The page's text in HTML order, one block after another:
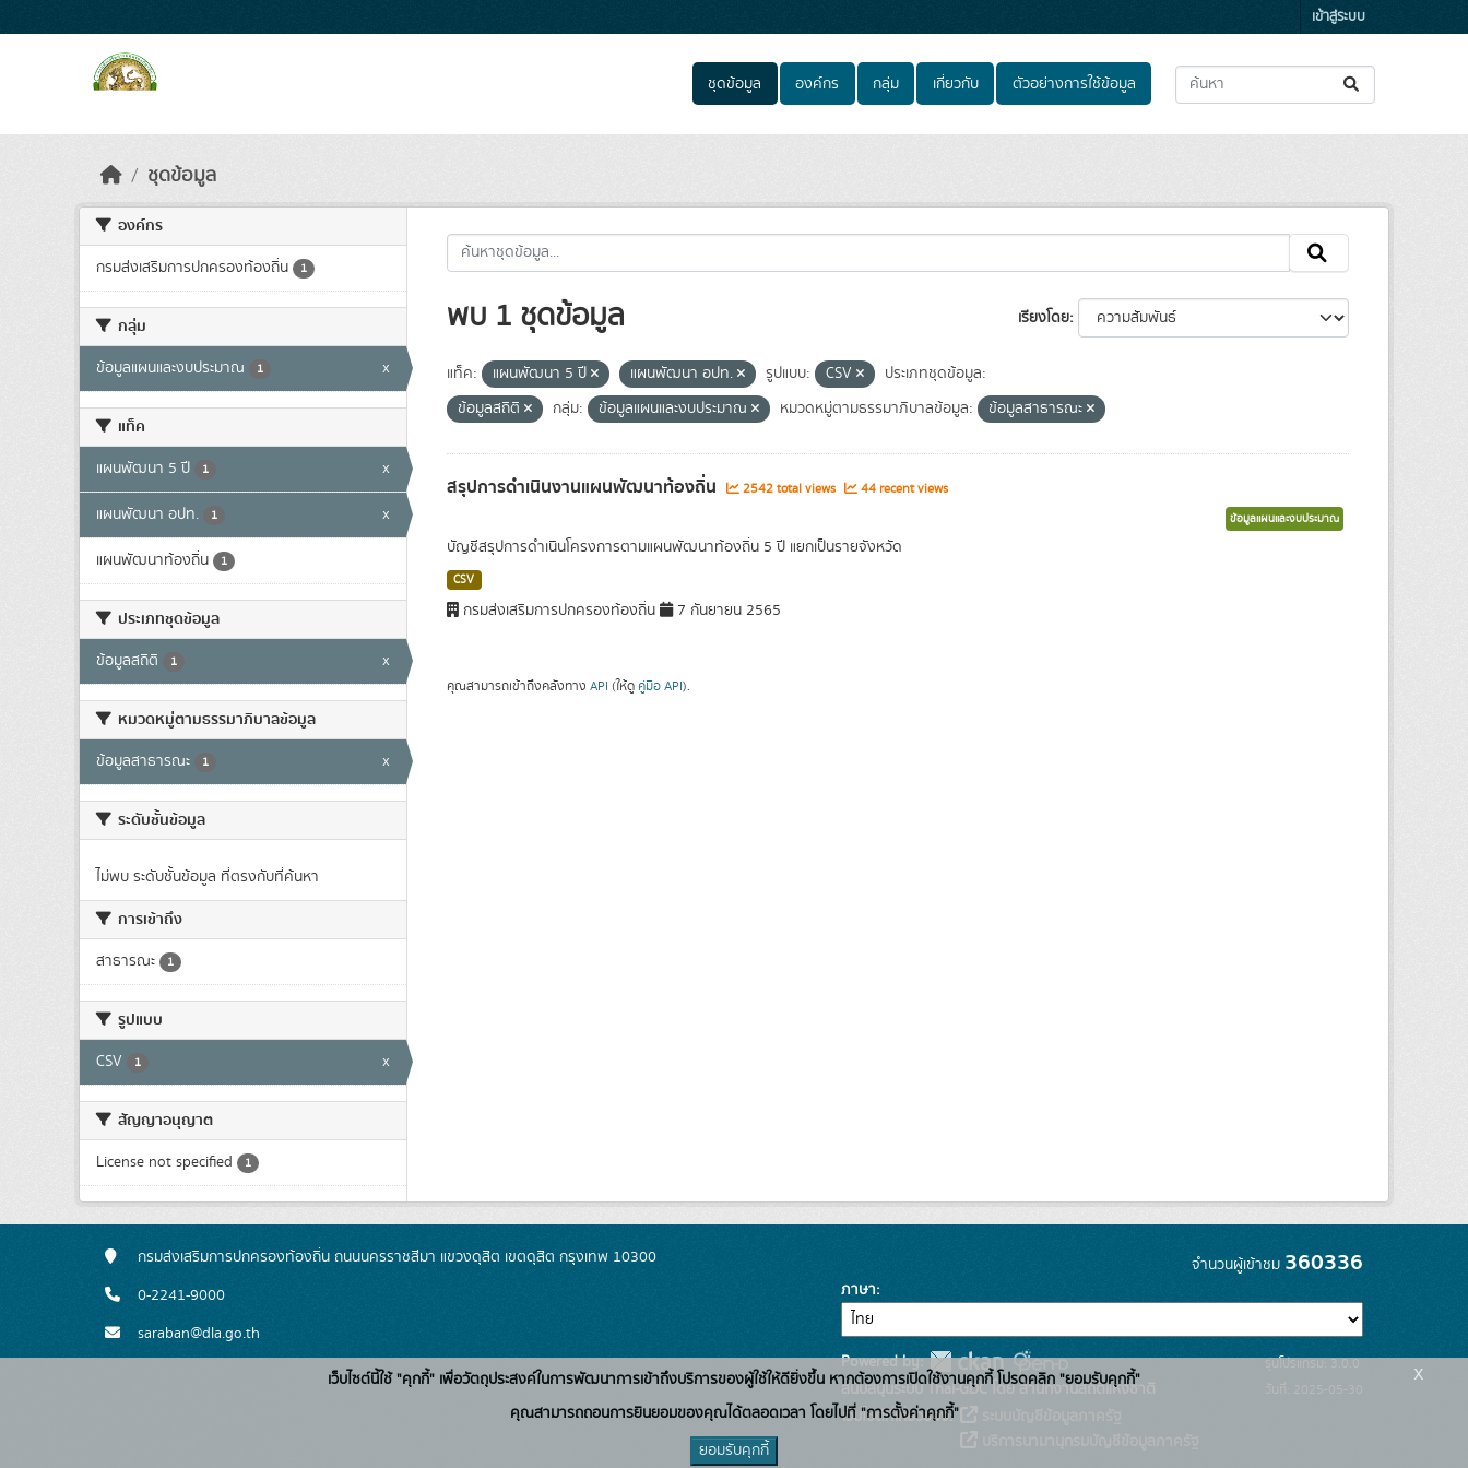
เข้าสู่ระบบ
ชุดข้อมูล องค์กร กลุ่ม เกี่ยวกับ ตัวอย่างการใช้ข้อมูล
ชุดข้อมูล
องค์กร
กรมส่งเสริมการปกครองท้องถิ่น 1
กลุ่ม
ข้อมูลแผนและงบประมาณ 1 x
แท็ค
แผนพัฒนา 5 ปี 1 x
แผนพัฒนา อปท. 1 x
แผนพัฒนาท้องถิ่น 1
ประเภทชุดข้อมูล
ข้อมูลสถิติ 1 x
หมวดหมู่ตามธรรมาภิบาลข้อมูล
ข้อมูลสาธารณะ 1 x
ระดับชั้นข้อมูล
ไม่พบ ระดับชั้นข้อมูล ที่ตรงกับที่ค้นหา
การเข้าถึง
สาธารณะ 1
รูปแบบ
CSV 1 x
สัญญาอนุญาต
License not specified 1
เรียงโดย
พบ 1 ชุดข้อมูล
แท็ค: แผนพัฒนา 5 ปี แผนพัฒนา อปท. รูปแบบ: CSV
ประเภทชุดข้อมูล:
ข้อมูลสถิติ
กลุ่ม: ข้อมูลแผนและงบประมาณ หมวดหมู่ตามธรรมาภิบาลข้อมูล: ข้อมูลสาธารณะ
สรุปการดำเนินงานแผนพัฒนาท้องถิ่น 2542 total views 44 recent views
ข้อมูลแผนและงบประมาณ
บัญชีสรุปการดำเนินโครงการตามแผนพัฒนาท้องถิ่น 5 ปี แยกเป็นรายจังหวัด
CSV
กรมส่งเสริมการปกครองท้องถิ่น 7 กันยายน 2565
คุณสามารถเข้าถึงคลังทาง API (ให้ดู คู่มือ API).
กรมส่งเสริมการปกครองท้องถิ่น ถนนนครราชสีมา แขวงดุสิต เขตดุสิต กรุงเทพ 10300
0-2241-9000
saraban@dla.go.th
จำนวนผู้เข้าชม 360336
ภาษา
Powered by:
สนับสนุนระบบ Thai-GDC โดย สำนักงานสถิติแห่งชาติ
เว็บไซต์ที่เกี่ยวข้อง:
รุ่นโปรแกรม: 3.0.0
วันที่: 2025-05-30
เว็บไซต์นี้ใช้ "คุกกี้" เพื่อวัตถุประสงค์ในการพัฒนาการเข้าถึงบริการของผู้ใช้ให้ดียิ่งขึ้น หากต้องการเปิดใช้งานคุกกี้ โปรดคลิก "ยอมรับคุกกี้"
คุณสามารถถอนการยินยอมของคุณได้ตลอดเวลา โดยไปที่ "การตั้งค่าคุกกี้"
ยอมรับคุกกี้
x